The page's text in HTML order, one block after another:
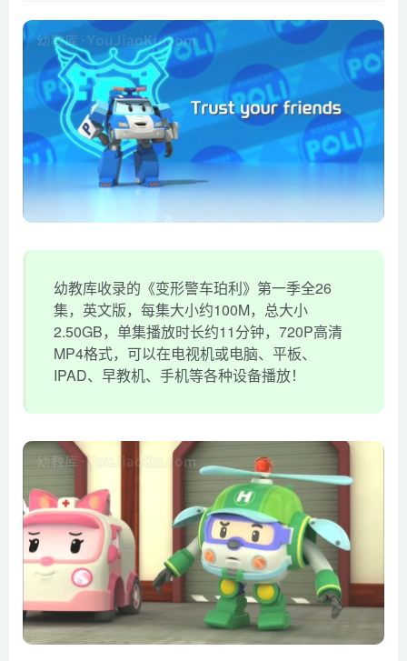
幼教库收录的《变形警车珀利》第一季全26
集，英文版，每集大小约100M，总大小
2.50GB，单集播放时长约11分钟，720P高清
MP4格式，可以在电视机或电脑、平板、
IPAD、早教机、手机等各种设备播放！